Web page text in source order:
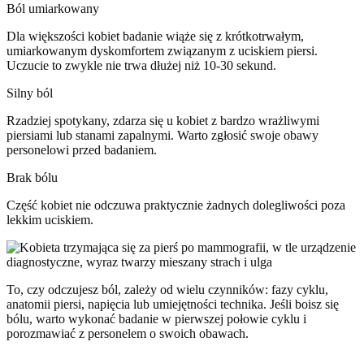
Ból umiarkowany
Dla większości kobiet badanie wiąże się z krótkotrwałym,
umiarkowanym dyskomfortem związanym z uciskiem piersi.
Uczucie to zwykle nie trwa dłużej niż 10-30 sekund.
Silny ból
Rzadziej spotykany, zdarza się u kobiet z bardzo wrażliwymi
piersiami lub stanami zapalnymi. Warto zgłosić swoje obawy
personelowi przed badaniem.
Brak bólu
Część kobiet nie odczuwa praktycznie żadnych dolegliwości poza
lekkim uciskiem.
To, czy odczujesz ból, zależy od wielu czynników: fazy cyklu,
anatomii piersi, napięcia lub umiejętności technika. Jeśli boisz się
bólu, warto wykonać badanie w pierwszej połowie cyklu i
porozmawiać z personelem o swoich obawach.